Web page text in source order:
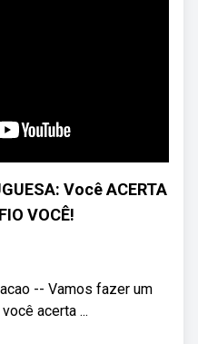
Você ACERTA
VOCÊ!
-- Vamos fazer um
acerta ...